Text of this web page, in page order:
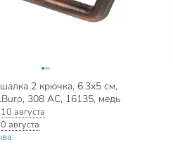
2 крючка, 6.3х5 см,
308 AС, 16135, медь
10 августа
августа